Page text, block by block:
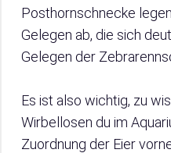
Posthornschnecke
Gelegen ab, die sich
Gelegen der
Es ist also wichtig, zu
Wirbellosen du im
Zuordnung der Eier